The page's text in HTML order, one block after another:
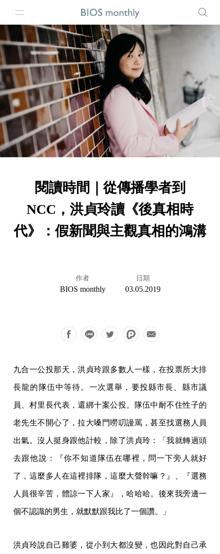
閱讀時間｜從傳播學者到
NCC，洪貞玲讀《後真相時
代》：假新聞與主觀真相的鴻溝
作者
BIOS monthly
日期
03.05.2019
九合一公投那天，洪貞玲跟多數人一樣，在投票所大排
長龍的隊伍中等待。一次選舉，要投縣市長、縣市議
員、村里長代表，還綁十案公投。隊伍中耐不住性子的
老先生不開心了，拉大嗓門嘮叨謾罵，甚至找選務人員
出氣。沒人挺身跟他計較，除了洪貞玲：「我就轉過頭
去跟他說：『你不知道隊伍在哪裡，問一下旁人就好
了，這麼多人在這裡排隊，這麼大聲幹嘛？』、『選務
人員很辛苦，體諒一下人家』，哈哈哈。後來我旁邊一
個不認識的男生，就默默跟我比了一個讚。」
洪貞玲說自己雞婆，從小到大都沒變，也因此對自己承